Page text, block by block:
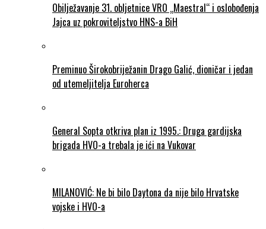
Obilježavanje 31. obljetnice VRO „Maestral“ i oslobođenja
Jajca uz pokroviteljstvo HNS-a BiH
Preminuo Širokobriježanin Drago Galić, dioničar i jedan
od utemeljitelja Euroherca
General Sopta otkriva plan iz 1995.: Druga gardijska
brigada HVO-a trebala je ići na Vukovar
MILANOVIĆ: Ne bi bilo Daytona da nije bilo Hrvatske
vojske i HVO-a